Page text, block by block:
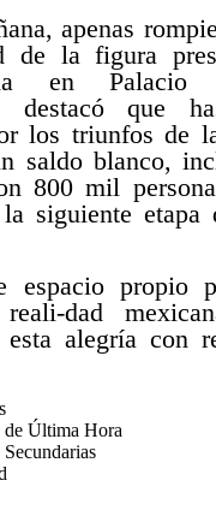
apenas
de la figura
en
destacó que
los triunfos de
saldo blanco,
800 mil
siguiente etapa
espacio propio
dad
esta alegría con
de Última Hora